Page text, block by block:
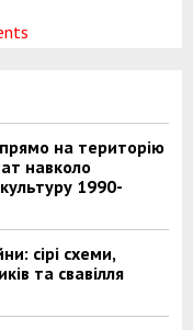
на територію
навколо
1990-
сірі схеми,
та свавілля